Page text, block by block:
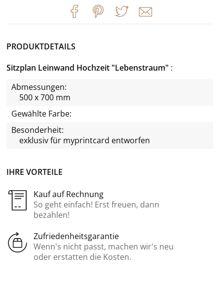
IHRE VORTEILE
Kauf auf Rechnung
So geht einfach! Erst freuen, dann
bezahlen!
Zufriedenheitsgarantie
Wenn’s nicht passt, machen wir’s neu
oder erstatten die Kosten.
PRODUKTDETAILS
Sitzplan Leinwand Hochzeit "Lebenstraum"
Abmessungen:
500 x 700 mm
Gewählte Farbe:
Besonderheit:
exklusiv für myprintcard entworfen